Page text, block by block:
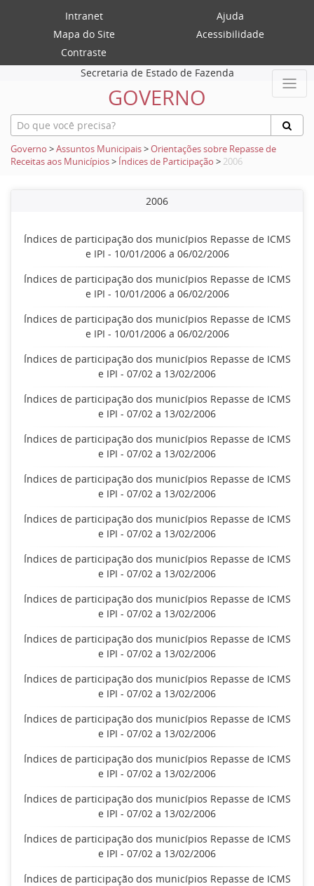
Intranet
Ajuda
Mapa do Site
Acessibilidade
Contraste
Secretaria de Estado de Fazenda
GOVERNO
Governo >Assuntos Municipais>Orientações sobre Repasse de
Receitas aos Municípios> Índices de Participação > 2006
2006
Índices de participação dos municípios Repasse de ICMS
e IPI - 10/01/2006 a 06/02/2006
Índices de participação dos municípios Repasse de ICMS
e IPI - 10/01/2006 a 06/02/2006
Índices de participação dos municípios Repasse de ICMS
e IPI - 10/01/2006 a 06/02/2006
Índices de participação dos municípios Repasse de ICMS
e IPI - 07/02 a 13/02/2006
Índices de participação dos municípios Repasse de ICMS
e IPI - 07/02 a 13/02/2006
Índices de participação dos municípios Repasse de ICMS
e IPI - 07/02 a 13/02/2006
Índices de participação dos municípios Repasse de ICMS
e IPI - 07/02 a 13/02/2006
Índices de participação dos municípios Repasse de ICMS
e IPI - 07/02 a 13/02/2006
Índices de participação dos municípios Repasse de ICMS
e IPI - 07/02 a 13/02/2006
Índices de participação dos municípios Repasse de ICMS
e IPI - 07/02 a 13/02/2006
Índices de participação dos municípios Repasse de ICMS
e IPI - 07/02 a 13/02/2006
Índices de participação dos municípios Repasse de ICMS
e IPI - 07/02 a 13/02/2006
Índices de participação dos municípios Repasse de ICMS
e IPI - 07/02 a 13/02/2006
Índices de participação dos municípios Repasse de ICMS
e IPI - 07/02 a 13/02/2006
Índices de participação dos municípios Repasse de ICMS
e IPI - 07/02 a 13/02/2006
Índices de participação dos municípios Repasse de ICMS
e IPI - 07/02 a 13/02/2006
Índices de participação dos municípios Repasse de ICMS